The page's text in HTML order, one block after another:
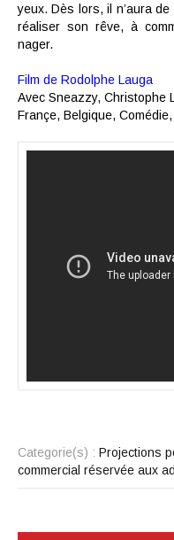
yeux.Dès lors, il n’aura
réaliser son rêve, à
nager.
Film de Rodolphe Lauga
Avec Sneazzy, Christophe
Françe, Belgique, Comédie,
Categorie(s) : Projections
commercial réservée aux